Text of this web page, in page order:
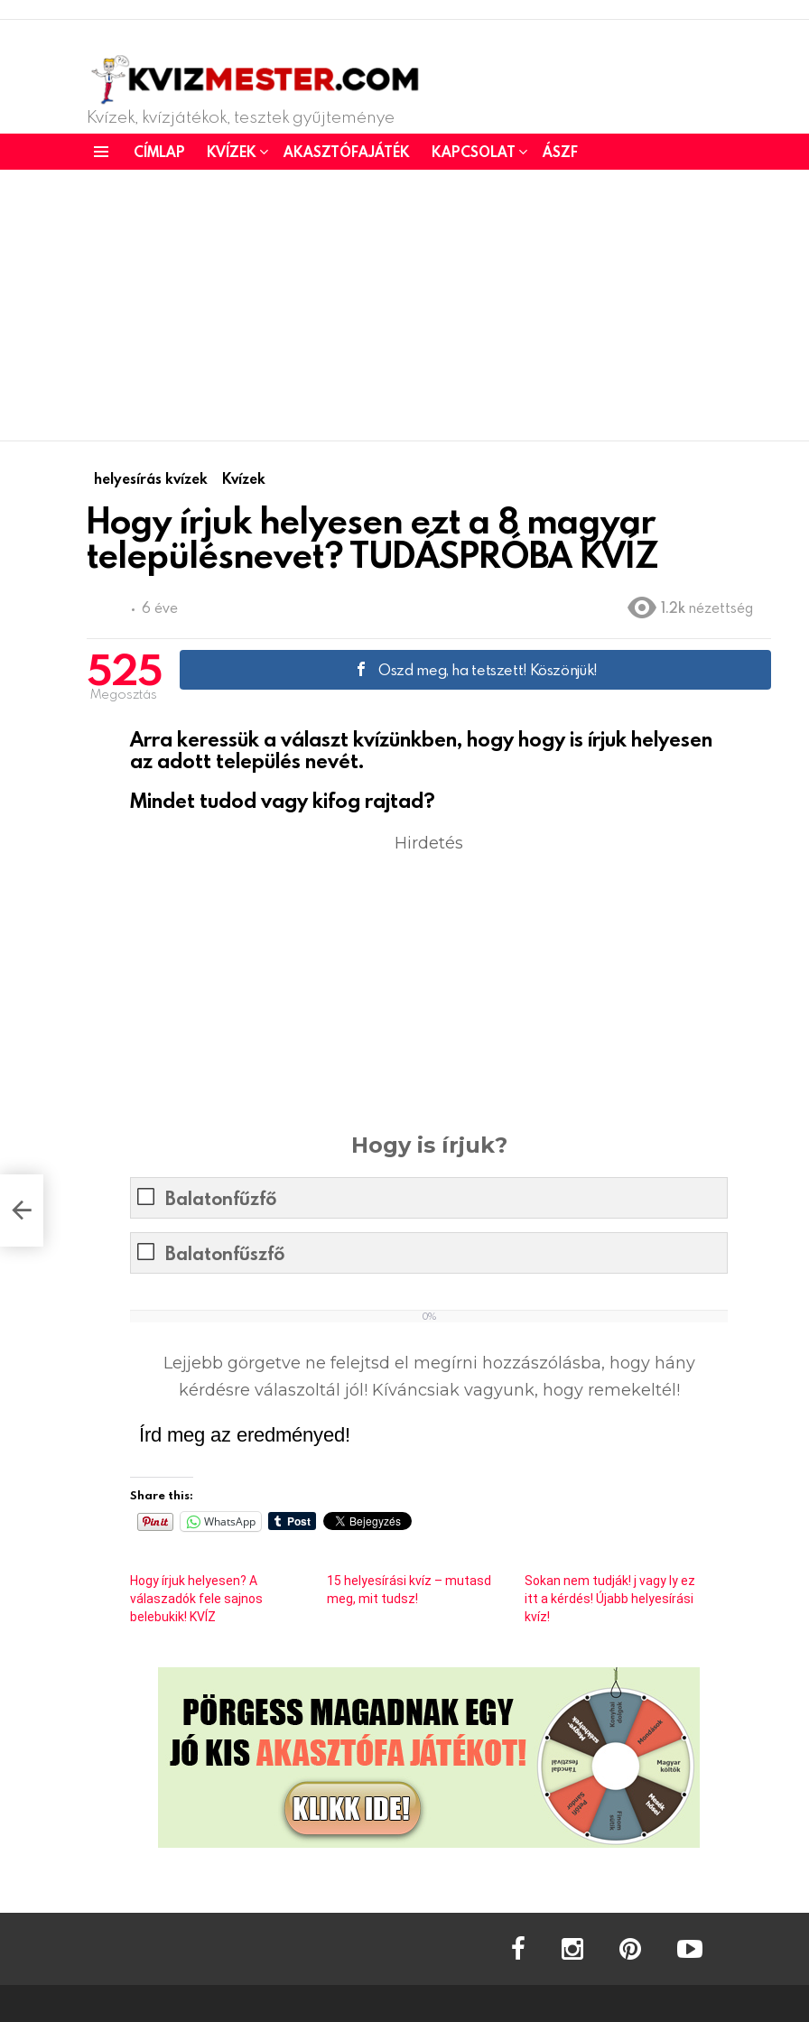
Kvízek, kvízjátékok, tesztek gyűjteménye
CÍMLAP KVÍZEK AKASZTÓFAJÁTÉK KAPCSOLAT ÁSZF
helyesírás kvízek Kvízek
Hogy írjuk helyesen ezt a 8 magyar
településnevet? TUDÁSPRÓBA KVÍZ
6 éve 1.2k nézettség
525
Megosztás
Oszd meg, ha tetszett! Köszönjük!
Arra keressük a választ kvízünkben, hogy hogy is írjuk helyesen
az adott település nevét.
Mindet tudod vagy kifog rajtad?
Hirdetés
Hogy is írjuk?
Balatonfűzfő
Balatonfűszfő
0%
Lejjebb görgetve ne felejtsd el megírni hozzászólásba, hogy hány
kérdésre válaszoltál jól! Kíváncsiak vagyunk, hogy remekeltél!
Írd meg az eredményed!
Share this:
WhatsApp
Hogy írjuk helyesen? A
válaszadók fele sajnos
belebukik! KVÍZ
15 helyesírási kvíz – mutasd
meg, mit tudsz!
Sokan nem tudják! j vagy ly ez
itt a kérdés! Újabb helyesírási
kvíz!
facebook instagram